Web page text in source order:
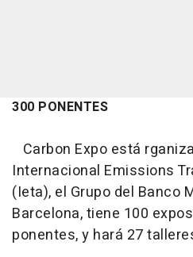
300 PONENTES
Carbon Expo está
Internacional Emissions
(Ieta), el Grupo del Banco
Barcelona, tiene 100
ponentes, y hará 27